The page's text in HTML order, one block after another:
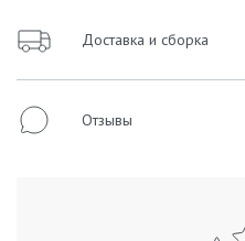
Доставка и сборка
Отзывы